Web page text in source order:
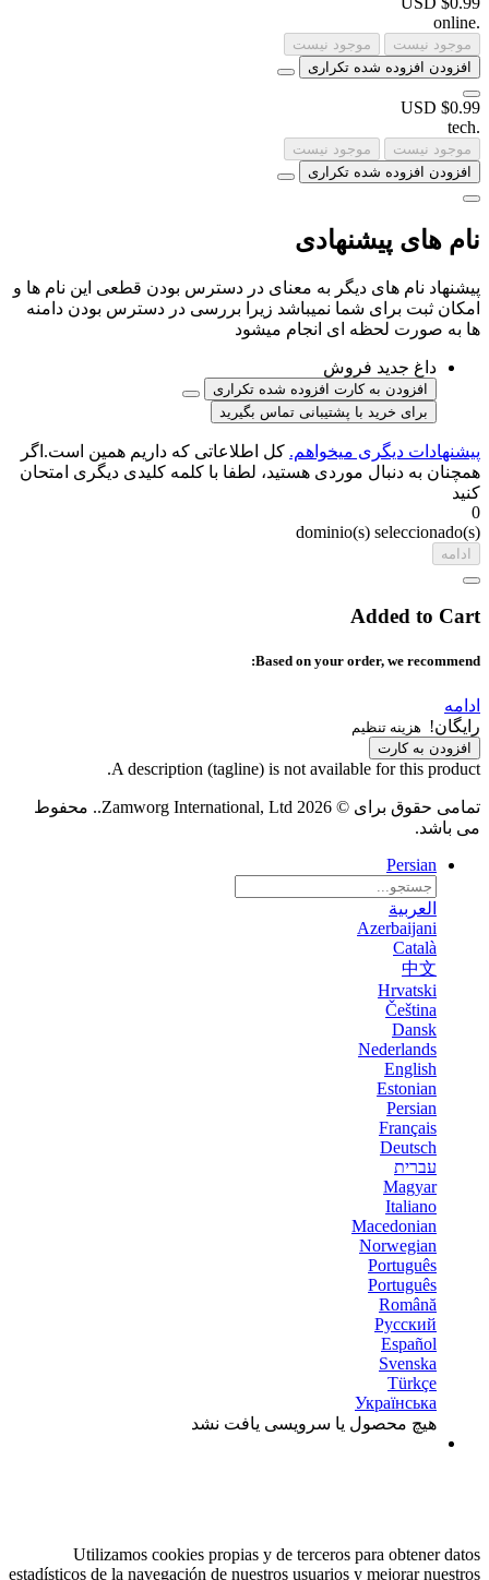
.
online
موجود نیست
موجود نیست
افزودن افزوده شده تکراری
$0.99 USD
.
tech
موجود نیست
موجود نیست
افزودن افزوده شده تکراری
نام های پیشنهادی
پیشنهاد نام های دیگر به معنای در دسترس بودن قطعی این نام ها و
امکان ثبت برای شما نمیباشد زیرا بررسی در دسترس بودن دامنه
ها به صورت لحظه ای انجام میشود
داغ جدید فروش
افزودن به کارت افزوده شده تکراری
برای خرید با پشتیبانی تماس بگیرید
پیشنهادات دیگری میخواهم. کل اطلاعاتی که داریم همین است.اگر
همچنان به دنبال موردی هستید، لطفا با کلمه کلیدی دیگری امتحان
کنید
0
dominio(s) seleccionado(s)
ادامه
Added to Cart
Based on your order, we recommend:
ادامه
رایگان! هزینه تنظیم
افزودن به کارت
A description (tagline) is not available for this product.
تمامی حقوق برای © 2026 Zamworg International, Ltd.. محفوط
می باشد.
Persian
العربية
Azerbaijani
Català
中文
Hrvatski
Čeština
Dansk
Nederlands
English
Estonian
Persian
Français
Deutsch
עברית
Magyar
Italiano
Macedonian
Norwegian
Português
Português
Română
Русский
Español
Svenska
Türkçe
Українська
هیچ محصول یا سرویسی یافت نشد
Utilizamos cookies propias y de terceros para obtener datos
estadísticos de la navegación de nuestros usuarios y mejorar nuestros